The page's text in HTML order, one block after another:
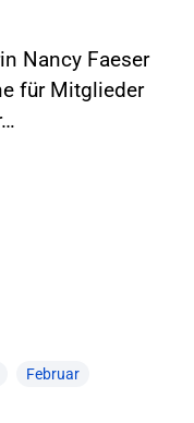
Nancy Faeser
für Mitglieder
Februar